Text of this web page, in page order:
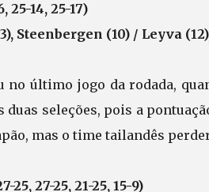
25-14, 25-17)
Steenbergen (10) / Leyva
no último jogo da rodada,
duas seleções, pois a
mas o time tailandês
25, 27-25, 21-25, 15-9)